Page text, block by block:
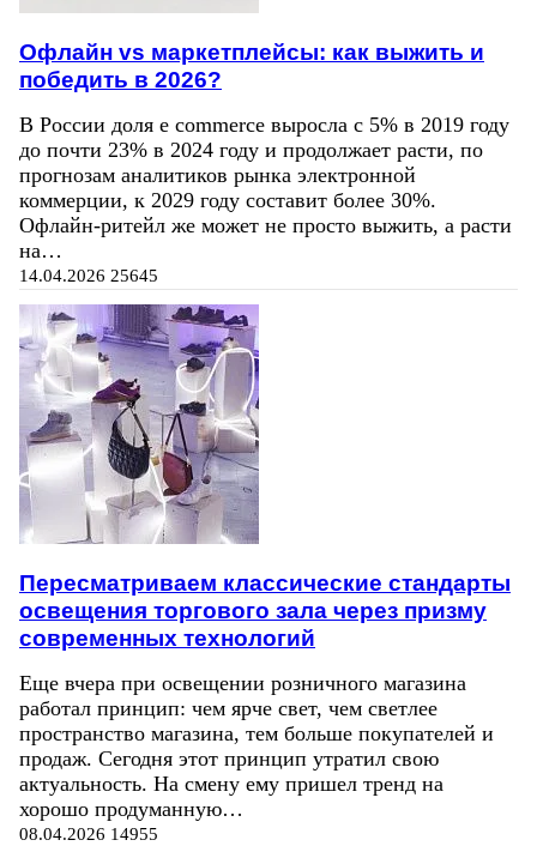
Офлайн vs маркетплейсы: как выжить и
победить в 2026?
В России доля e commerce выросла с 5% в 2019 году
до почти 23% в 2024 году и продолжает расти, по
прогнозам аналитиков рынка электронной
коммерции, к 2029 году составит более 30%.
Офлайн-ритейл же может не просто выжить, а расти
на…
14.04.2026 25645
Пересматриваем классические стандарты
освещения торгового зала через призму
современных технологий
Еще вчера при освещении розничного магазина
работал принцип: чем ярче свет, чем светлее
пространство магазина, тем больше покупателей и
продаж. Сегодня этот принцип утратил свою
актуальность. На смену ему пришел тренд на
хорошо продуманную…
08.04.2026 14955